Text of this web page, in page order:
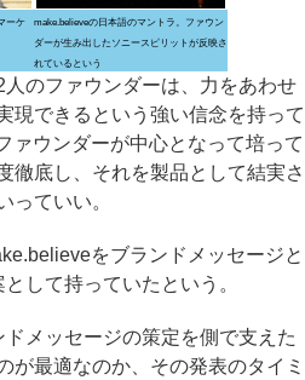
ーケ
make.believeの日本語のマントラ。ファウン
ダーが生み出したソニースピリットが反映さ
れているという
のファウンダーは、力をあわせ
現できるという強い信念を持って
ァウンダーが中心となって培って
徹底し、それを製品として結実さ
っていい。
をブランドメッセージと
して持っていたという。
メッセージの策定を側で支えた
が最適なのか、その発表のタイミ